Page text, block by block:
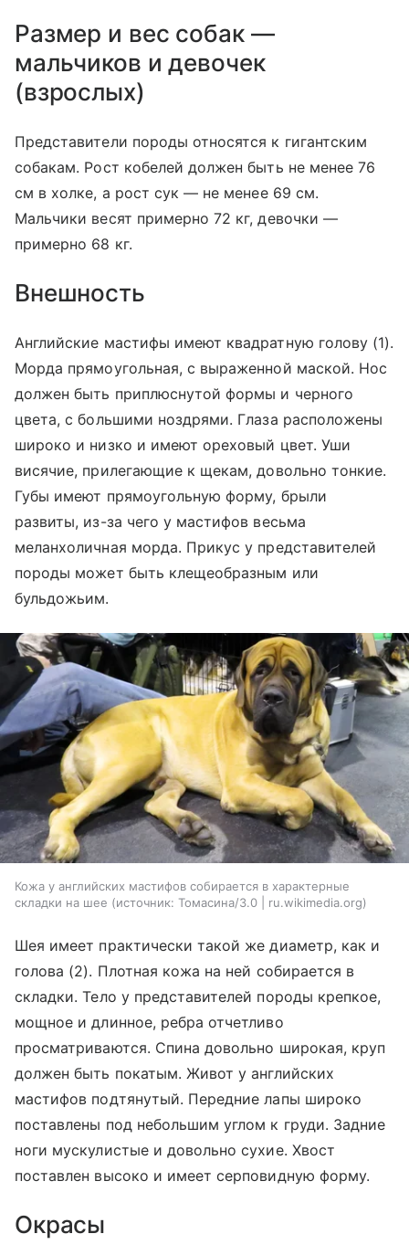
Размер и вес собак —
мальчиков и девочек
(взрослых)
Представители породы относятся к гигантским
собакам. Рост кобелей должен быть не менее 76
см в холке, а рост сук — не менее 69 см.
Мальчики весят примерно 72 кг, девочки —
примерно 68 кг.
Внешность
Английские мастифы имеют квадратную голову (1).
Морда прямоугольная, с выраженной маской. Нос
должен быть приплюснутой формы и черного
цвета, с большими ноздрями. Глаза расположены
широко и низко и имеют ореховый цвет. Уши
висячие, прилегающие к щекам, довольно тонкие.
Губы имеют прямоугольную форму, брыли
развиты, из-за чего у мастифов весьма
меланхоличная морда. Прикус у представителей
породы может быть клещеобразным или
бульдожьим.
Кожа у английских мастифов собирается в характерные
складки на шее
источник: Томасина/3.0 | ru.wikimedia.org
Шея имеет практически такой же диаметр, как и
голова (2). Плотная кожа на ней собирается в
складки. Тело у представителей породы крепкое,
мощное и длинное, ребра отчетливо
просматриваются. Спина довольно широкая, круп
должен быть покатым. Живот у английских
мастифов подтянутый. Передние лапы широко
поставлены под небольшим углом к груди. Задние
ноги мускулистые и довольно сухие. Хвост
поставлен высоко и имеет серповидную форму.
Окрасы